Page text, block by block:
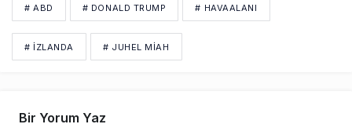
# ABD # DONALD TRUMP # HAVAALANI
# İZLANDA # JUHEL MIAH
Bir Yorum Yaz